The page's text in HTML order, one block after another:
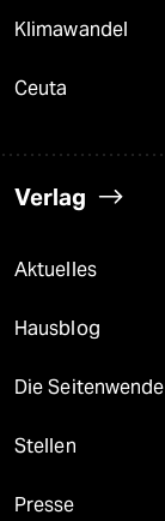
Klimawandel
Ceuta
Verlag
Aktuelles
Hausblog
Die Seitenwende
Stellen
Presse